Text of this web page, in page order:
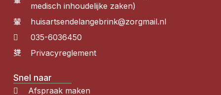
medisch inhoudelijke zaken)
huisartsendelangebrink@zorgmail.nl
035-6036450
Privacyreglement
Snel naar
Afspraak maken